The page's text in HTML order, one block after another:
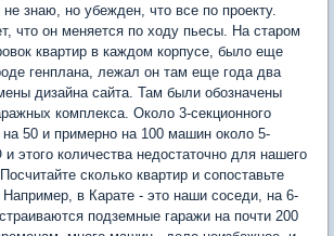
не знаю, но убежден, что все по проекту.
что он меняется по ходу пьесы. На старом
квартир в каждом корпусе, было еще
генплана, лежал он там еще года два
дизайна сайта. Там были обозначены
комплекса. Около 3-секционного
на 50 и примерно на 100 машин около 5-
этого количества недостаточно для нашего
сколько квартир и сопоставьте
Например, в Карате - это наши соседи, на 6-
подземные гаражи на почти 200